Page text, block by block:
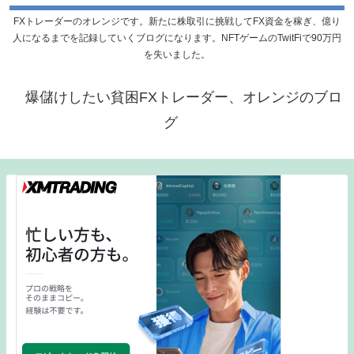
FXトレーダーのオレンジです。新たに株取引に挑戦してFX資金を稼ぎ、億り
人になるまでを記録していくブログになります。NFTゲームのTwitFiで90万円
を失いました。
爆儲けしたい貧困FXトレーダー、オレンジのブロ
グ